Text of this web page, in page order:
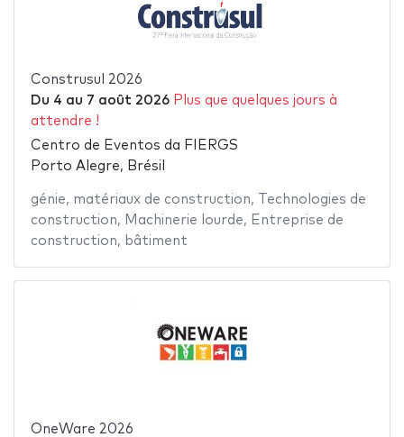
Construsul 2026
Du 4 au 7 août 2026 Plus que quelques jours à
attendre !
Centro de Eventos da FIERGS
Porto Alegre, Brésil
génie, matériaux de construction,
Technologies de
construction, Machinerie lourde, Entreprise de
construction, bâtiment
OneWare 2026